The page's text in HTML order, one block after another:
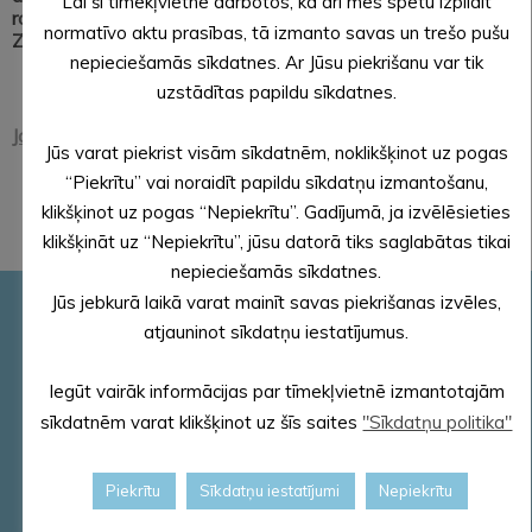
robežojas ar Alūksnes novada Alsviķu, Veclaicenes un
Ziemera pagastiem, kā arī Smiltenes novada Apes pagastu.
Jaunlaicenes pagasts
Pašvaldības rekvizīti
PVN reģ. Nr. LV 90000018622
AS „SEB banka”
Konts: LV58 UNLA 0025 0041 3033 5
normatīvo aktu prasības, tā izmanto savas un trešo pušu
nepieciešamās sīkdatnes. Ar Jūsu piekrišanu var tik
uzstādītas papildu sīkdatnes.
Jūs varat piekrist visām sīkdatnēm, noklikšķinot uz pogas
“Piekrītu” vai noraidīt papildu sīkdatņu izmantošanu,
klikšķinot uz pogas “Nepiekrītu”. Gadījumā, ja izvēlēsieties
klikšķināt uz “Nepiekrītu”, jūsu datorā tiks saglabātas tikai
nepieciešamās sīkdatnes.
Jūs jebkurā laikā varat mainīt savas piekrišanas izvēles,
atjauninot sīkdatņu iestatījumus.
Iegūt vairāk informācijas par tīmekļvietnē izmantotajām
sīkdatnēm varat klikšķinot uz šīs saites "Sīkdatņu politika"
Piekrītu Sīkdatņu iestatījumi Nepiekrītu